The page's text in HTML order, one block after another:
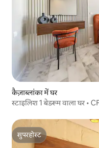
कैज़ाब्लांका में घर
स्टाइलिश 1 बेडरूम वाला घर •
सुपरहोस्ट
सुपरहोस्ट